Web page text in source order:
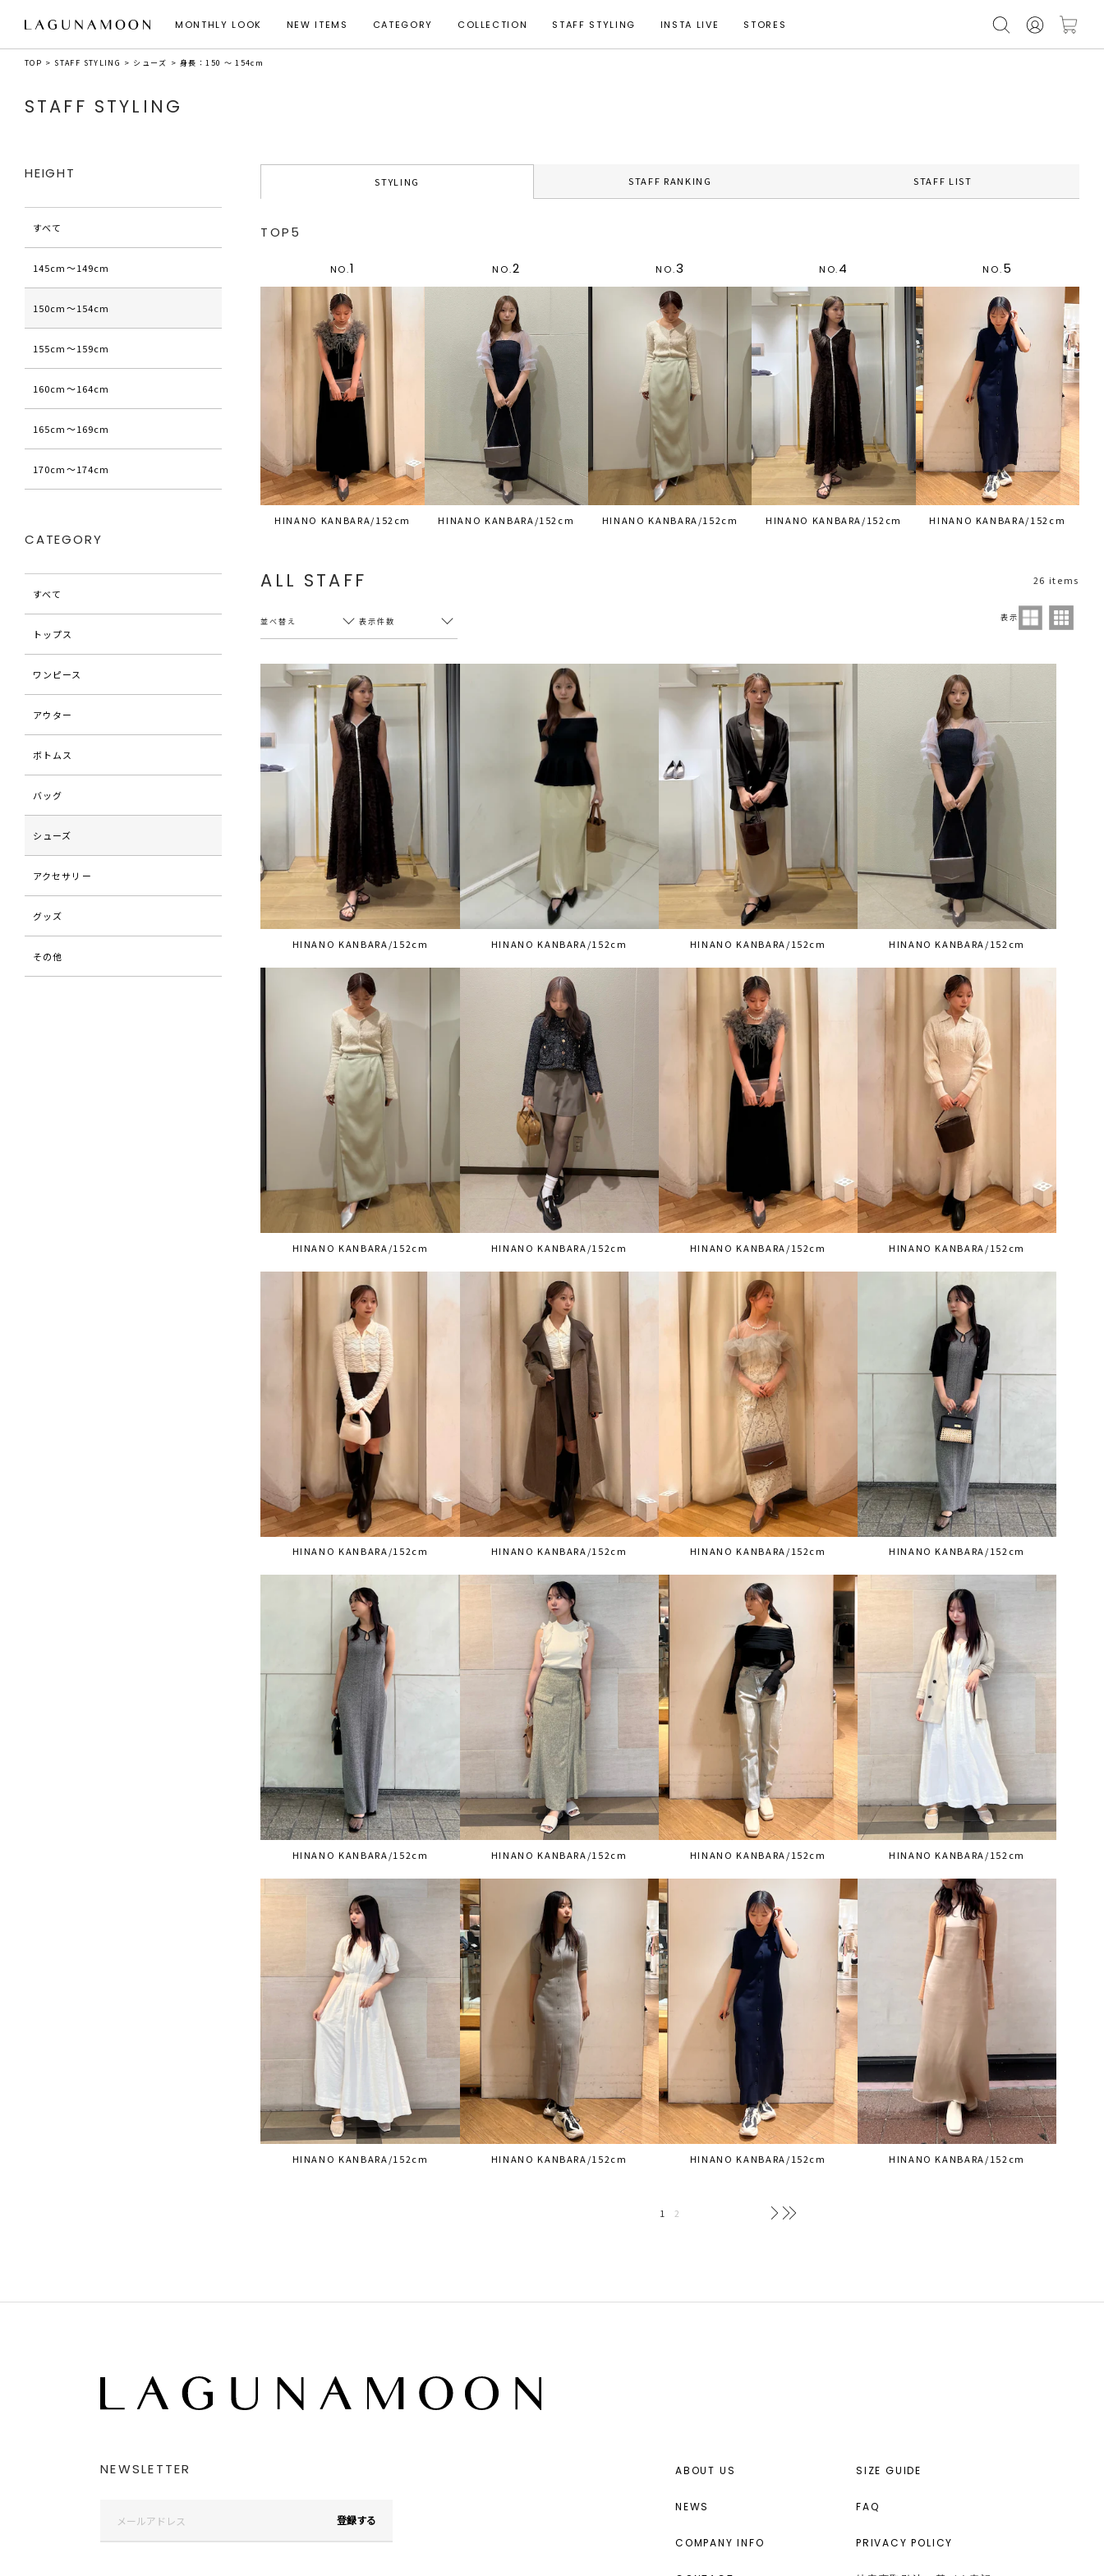
MONTHLY LOOK NEW ITEMS CATEGORY COLLECTION STAFF STYLING INSTA LIVE STORES
TOP STAFF STYLING シューズ 身長：150 ～ 154cm
STAFF STYLING
STYLING STAFF RANKING STAFF LIST
TOP5
NO.1
HINANO KANBARA/152cm
NO.2
HINANO KANBARA/152cm
NO.3
HINANO KANBARA/152cm
NO.4
HINANO KANBARA/152cm
NO.5
HINANO KANBARA/152cm
ALL STAFF 26 items
並べ替え
新着順
アクセス順
表示件数
20件
60件
表示
HINANO KANBARA/152cm HINANO KANBARA/152cm HINANO KANBARA/152cm HINANO KANBARA/152cm
HINANO KANBARA/152cm HINANO KANBARA/152cm HINANO KANBARA/152cm HINANO KANBARA/152cm
HINANO KANBARA/152cm HINANO KANBARA/152cm HINANO KANBARA/152cm HINANO KANBARA/152cm
HINANO KANBARA/152cm HINANO KANBARA/152cm HINANO KANBARA/152cm HINANO KANBARA/152cm
HINANO KANBARA/152cm HINANO KANBARA/152cm HINANO KANBARA/152cm HINANO KANBARA/152cm
1 2 次へ
HEIGHT
すべて
145cm〜149cm
150cm〜154cm
155cm〜159cm
160cm〜164cm
165cm〜169cm
170cm〜174cm
CATEGORY
すべて
トップス
ワンピース
アウター
ボトムス
バッグ
シューズ
アクセサリー
グッズ
その他
NEWSLETTER
登録する
ABOUT US
NEWS
COMPANY INFO
SIZE GUIDE
FAQ
PRIVACY POLICY